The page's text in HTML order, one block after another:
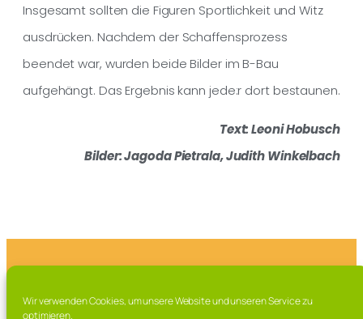
Wir verwenden Cookies, um unsere Website und unseren Service zu
optimieren.
Insgesamt sollten die Figuren Sportlichkeit und Witz
ausdrücken. Nachdem der Schaffensprozess
beendet war, wurden beide Bilder im B-Bau
aufgehängt. Das Ergebnis kann jede:r dort bestaunen.
Text: Leoni Hobusch
Bilder: Jagoda Pietrala, Judith Winkelbach
Tel. 09771 / 63 015 0